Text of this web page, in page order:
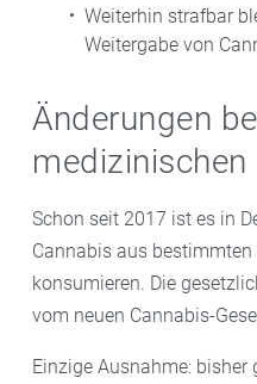
Weiterhin strafbar
Weitergabe von
Änderungen
medizinischen
Schon seit 2017 ist es in
Cannabis aus
konsumieren. Die
vom neuen Cannabis-
Einzige Ausnahme: